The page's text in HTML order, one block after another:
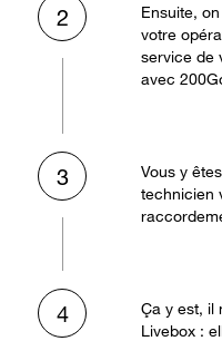
2
Ensuite,
votre
service de
avec
3
Vous y
technicien
4
Ça y est, il
Livebox :